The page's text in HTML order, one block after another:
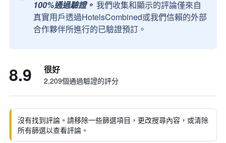
100%通過驗證。 我們收集和顯示的評論僅來自
真實用戶透過HotelsCombined或我們信賴的外部
合作夥伴所進行的已驗證預訂。
8.9 很好
2,209個通過驗證的評分
沒有找到評論。請移除一些篩選項目，更改搜尋內容，或清除
所有篩選以查看評論。